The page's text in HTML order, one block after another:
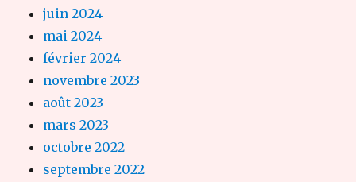
juin 2024
mai 2024
février 2024
novembre 2023
août 2023
mars 2023
octobre 2022
septembre 2022